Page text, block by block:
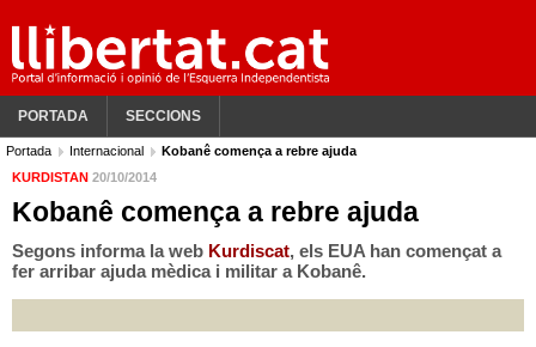
PORTADA SECCIONS
Portada Internacional
Kobanê comença a rebre ajuda
KURDISTAN 20/10/2014
Kobanê comença a rebre ajuda
Segons informa la web Kurdiscat, els EUA han començat a
fer arribar ajuda mèdica i militar a Kobanê.